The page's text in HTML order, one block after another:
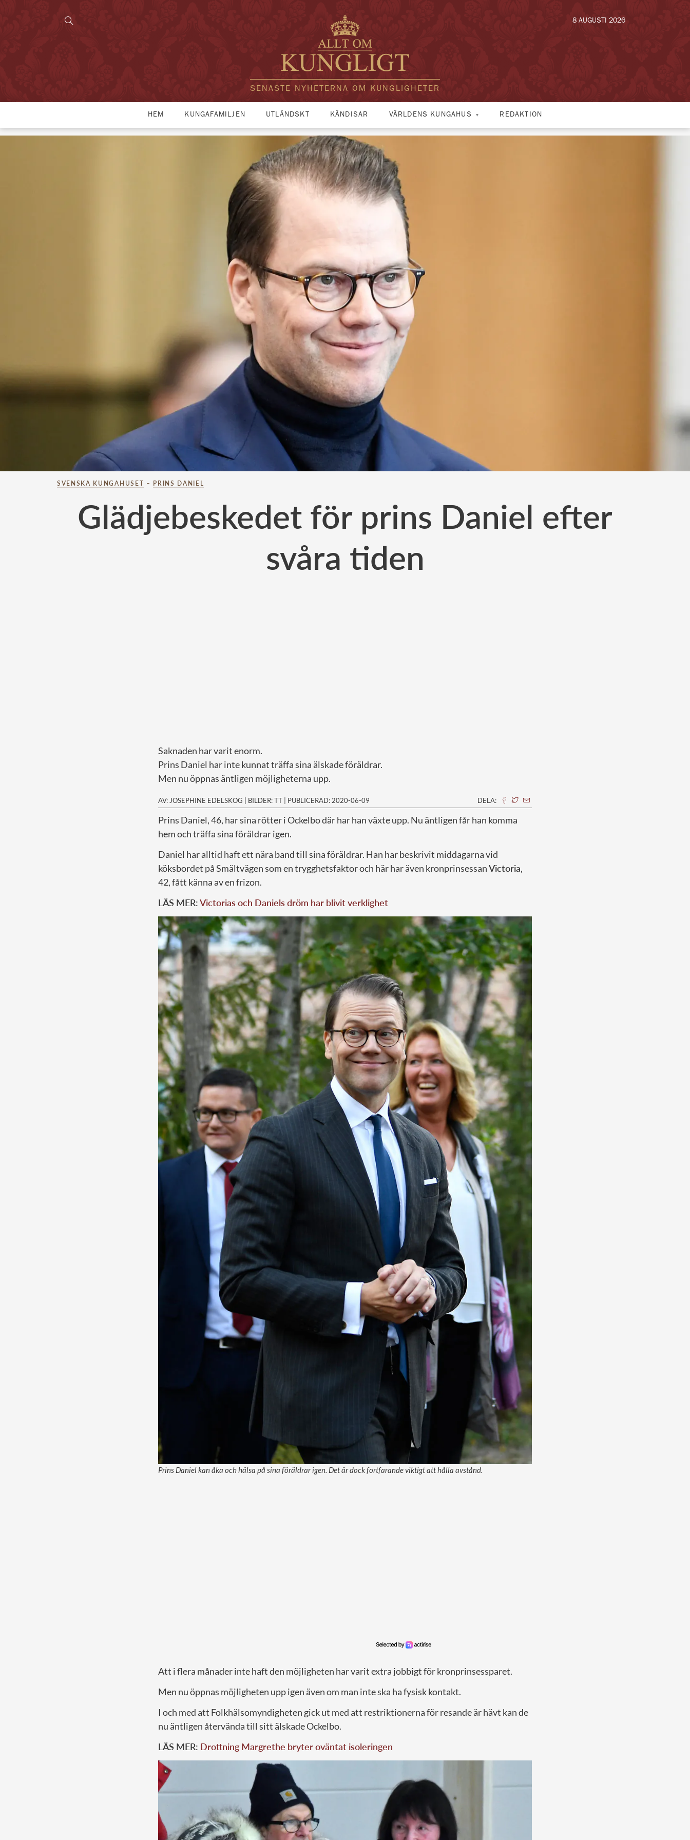
SENASTE NYHETERNA OM KUNGLIGHETER
8 AUGUSTI 2026
HEM KUNGAFAMILJEN UTLÄNDSKT KÄNDISAR VÄRLDENS KUNGAHUS REDAKTION
SVENSKA KUNGAHUSET – PRINS DANIEL
Glädjebeskedet för prins Daniel efter
svåra tiden
Saknaden har varit enorm.
Prins Daniel har inte kunnat träffa sina älskade föräldrar.
Men nu öppnas äntligen möjligheterna upp.
AV: JOSEPHINE EDELSKOG | BILDER: TT | PUBLICERAD: 2020-06-09 DELA:
Prins Daniel, 46, har sina rötter i Ockelbo där har han växte upp. Nu äntligen får han komma
hem och träffa sina föräldrar igen.
Daniel har alltid haft ett nära band till sina föräldrar. Han har beskrivit middagarna vid
köksbordet på Smältvägen som en trygghetsfaktor och här har även kronprinsessanVictoria,
42, fått känna av en frizon.
LÄS MER:Victorias och Daniels dröm har blivit verklighet
Prins Daniel kan åka och hälsa på sina föräldrar igen. Det är dock fortfarande viktigt att hålla avstånd.
Att i flera månader inte haft den möjligheten har varit extra jobbigt för kronprinsessparet.
Men nu öppnas möjligheten upp igen även om man inte ska ha fysisk kontakt.
I och med att Folkhälsomyndigheten gick ut med att restriktionerna för resande är hävt kan de
nu äntligen återvända till sitt älskade Ockelbo.
LÄS MER: Drottning Margrethe bryter oväntat isoleringen